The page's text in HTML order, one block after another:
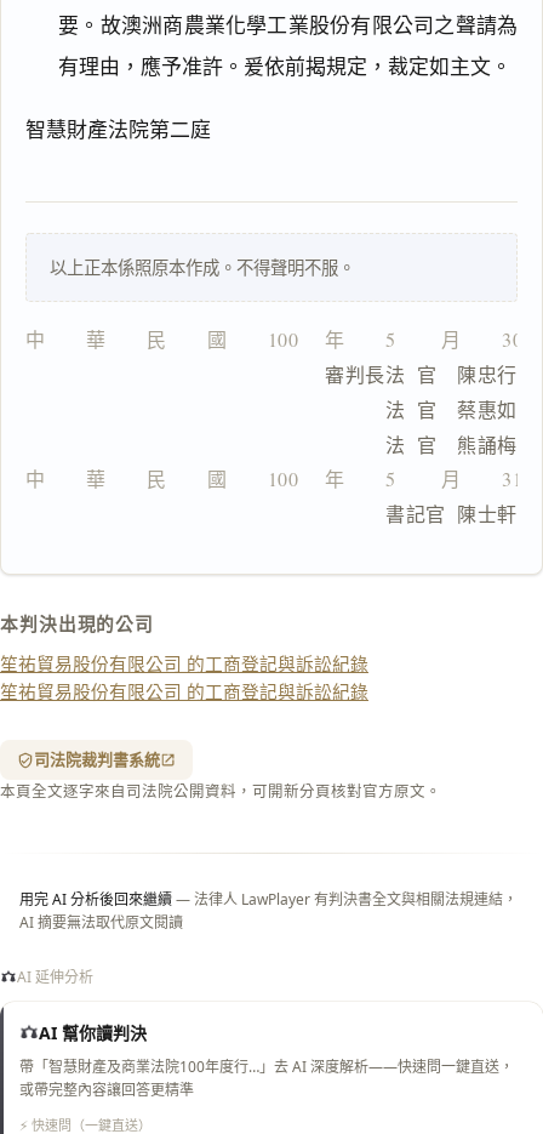
要。故澳洲商農業化學工業股份有限公司之聲請為
有理由，應予准許。爰依前揭規定，裁定如主文。
智慧財產法院第二庭
以上正本係照原本作成。不得聲明不服。
中　　華　　民　　國　　100　 年　　5　　 月　　30
                          審判長法  官　陳忠行
                                法  官　蔡惠如
                                法  官　熊誦梅
中　　華　　民　　國　　100　 年　　5　　 月　　31
                                書記官  陳士軒
本判決出現的公司
笙祐貿易股份有限公司 的工商登記與訴訟紀錄
笙祐貿易股份有限公司 的工商登記與訴訟紀錄
司法院裁判書系統
本頁全文逐字來自司法院公開資料，可開新分頁核對官方原文。
用完 AI 分析後回來繼續— 法律人 LawPlayer 有判決書全文與相關法規連結，
AI 摘要無法取代原文閱讀
AI 延伸分析
AI 幫你讀判決
帶「智慧財產及商業法院100年度行…」去 AI 深度解析——快速問一鍵直送，
或帶完整內容讓回答更精準
⚡ 快速問（一鍵直送）
由
鍵
複
製
全
複製給 AI
去換行複製
匯出 PDF
精美列印